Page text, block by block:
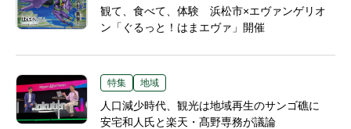
観て、食べて、体験 浜松市×エヴァンゲリオ
ン「ぐるっと！はまエヴァ」開催
特集 地域
人口減少時代、観光は地域再生のサンゴ礁に
安宅和人氏と楽天・髙野専務が議論